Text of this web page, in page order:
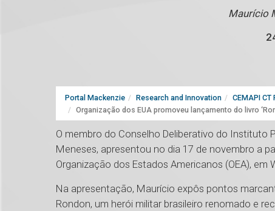
Maurício
Portal Mackenzie Research and Innovation CEMAPI
Organização dos EUA promoveu lançamento do livro
O membro do Conselho Deliberativo do Instituto
Meneses, apresentou no dia 17 de novembro a
Organização dos Estados Americanos (OEA), em
Na apresentação, Maurício expôs pontos
Rondon, um herói militar brasileiro renomado e